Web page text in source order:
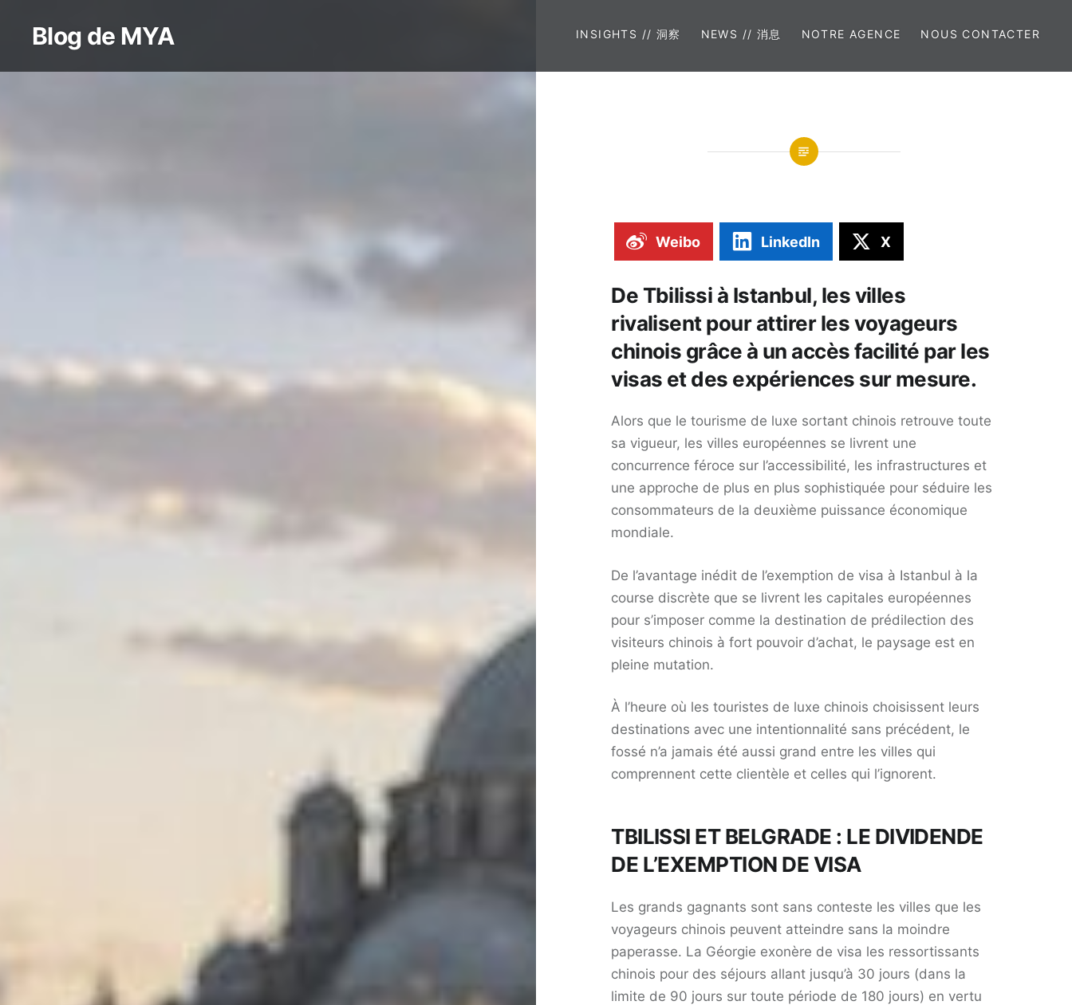
Blog de MYA INSIGHTS // 洞察 NEWS // 消息 NOTRE AGENCE NOUS CONTACTER
Weibo LinkedIn X
De Tbilissi à Istanbul, les villes
rivalisent pour attirer les voyageurs
chinois grâce à un accès facilité par les
visas et des expériences sur mesure.
Alors que le tourisme de luxe sortant chinois retrouve toute
sa vigueur, les villes européennes se livrent une
concurrence féroce sur l’accessibilité, les infrastructures et
une approche de plus en plus sophistiquée pour séduire les
consommateurs de la deuxième puissance économique
mondiale.
De l’avantage inédit de l’exemption de visa à Istanbul à la
course discrète que se livrent les capitales européennes
pour s’imposer comme la destination de prédilection des
visiteurs chinois à fort pouvoir d’achat, le paysage est en
pleine mutation.
À l’heure où les touristes de luxe chinois choisissent leurs
destinations avec une intentionnalité sans précédent, le
fossé n’a jamais été aussi grand entre les villes qui
comprennent cette clientèle et celles qui l’ignorent.
TBILISSI ET BELGRADE : LE DIVIDENDE
DE L’EXEMPTION DE VISA
Les grands gagnants sont sans conteste les villes que les
voyageurs chinois peuvent atteindre sans la moindre
paperasse. La Géorgie exonère de visa les ressortissants
chinois pour des séjours allant jusqu’à 30 jours (dans la
limite de 90 jours sur toute période de 180 jours) en vertu